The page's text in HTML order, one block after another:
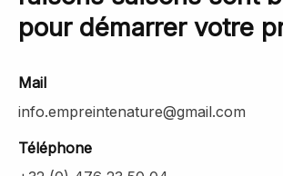
pour démarrer votre
Mail
info.empreintenature@gmail.com
Téléphone